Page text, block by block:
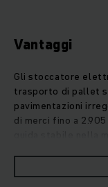
Vantaggi
Gli stoccatore
trasporto di pallet
pavimentazioni
di merci fino a
simultaneo di due
velocità dei carrelli